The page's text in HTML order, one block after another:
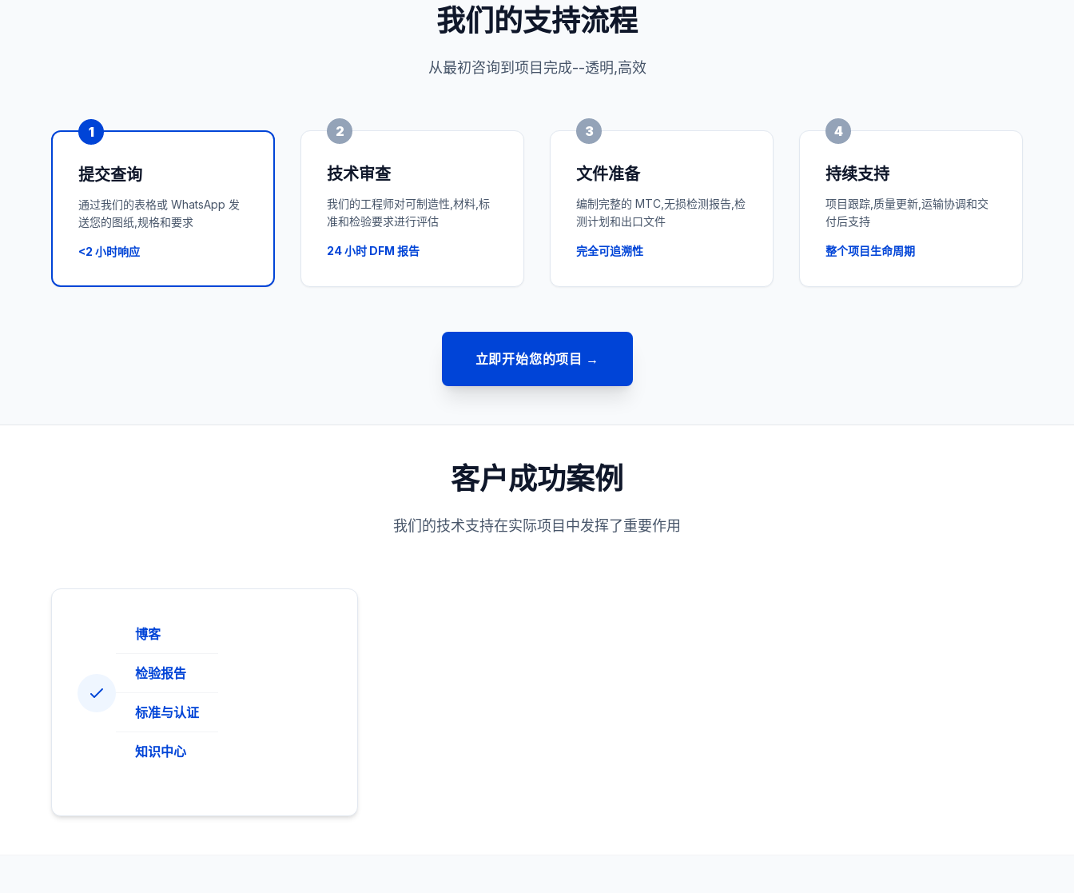
我们的支持流程
从最初咨询到项目完成--透明,高效
1
提交查询
通过我们的表格或 WhatsApp 发
送您的图纸,规格和要求
<2 小时响应
2
技术审查
我们的工程师对可制造性,材料,标
准和检验要求进行评估
24 小时 DFM 报告
3
文件准备
编制完整的 MTC,无损检测报告,检
测计划和出口文件
完全可追溯性
4
持续支持
项目跟踪,质量更新,运输协调和交
付后支持
整个项目生命周期
立即开始您的项目 →
客户成功案例
我们的技术支持在实际项目中发挥了重要作用
博客
检验报告
标准与认证
知识中心